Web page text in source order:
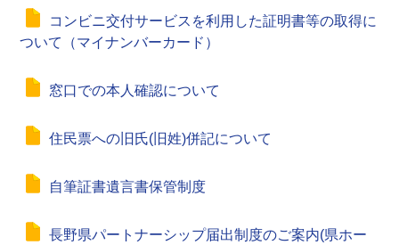
コンビニ交付サービスを利用した証明書等の取得に
ついて（マイナンバーカード）
窓口での本人確認について
住民票への旧氏(旧姓)併記について
自筆証書遺言書保管制度
長野県パートナーシップ届出制度のご案内(県ホー